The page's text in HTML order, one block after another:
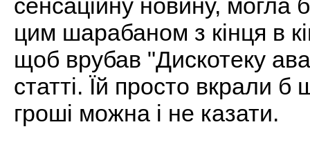
сенсаційну новину, могла
цим шарабаном з кінця в
щоб врубав "Дискотеку
статті. Їй просто вкрали
гроші можна і не казати.